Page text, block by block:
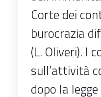
Corte dei
burocrazia
(L. Oliveri). I
sull’attività
dopo la